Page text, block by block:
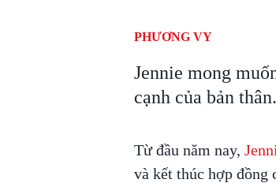
PHƯƠNG VY
Jennie mong
cạnh của bản thân.
Từ đầu năm nay,
và kết thúc hợp đồng